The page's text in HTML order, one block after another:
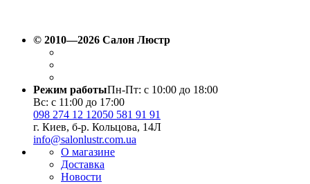
© 2010—2026 Салон Люстр
Режим работыПн-Пт: с 10:00 до 18:00
Вс: с 11:00 до 17:00
098 274 12 12050 581 91 91
г. Киев, б-р. Кольцова, 14Л
info@salonlustr.com.ua
О магазине
Доставка
Новости